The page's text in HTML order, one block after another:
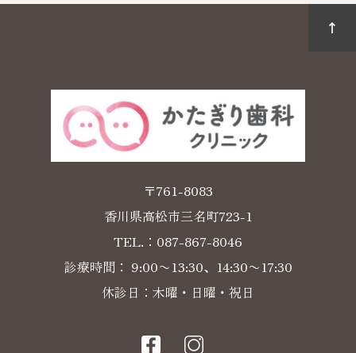
〒761-8083
香川県高松市三名町723-1
TEL.： 087-867-8046
診療時間： 9:00〜13:30、14:30〜17:30
休診日：木曜・日曜・祝日